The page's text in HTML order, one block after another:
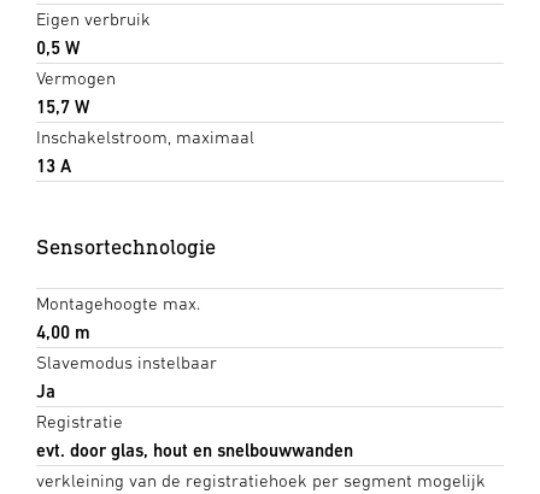
Eigen verbruik
0,5 W
Vermogen
15,7 W
Inschakelstroom, maximaal
13 A
Sensortechnologie
Montagehoogte max.
4,00 m
Slavemodus instelbaar
Ja
Registratie
evt. door glas, hout en snelbouwwanden
verkleining van de registratiehoek per segment mogelijk